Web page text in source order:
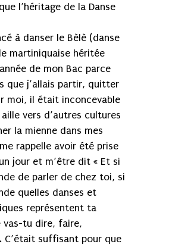
l’héritage de la Danse
à danser le Bèlè (danse
martiniquaise héritée
de mon Bac parce
que j’allais partir, quitter
moi, il était inconcevable
aille vers d’autres cultures
la mienne dans mes
me rappelle avoir été prise
jour et m’être dit « Et si
de parler de chez toi, si
quelles danses et
représentent ta
vas-tu dire, faire,
C’était suffisant pour que